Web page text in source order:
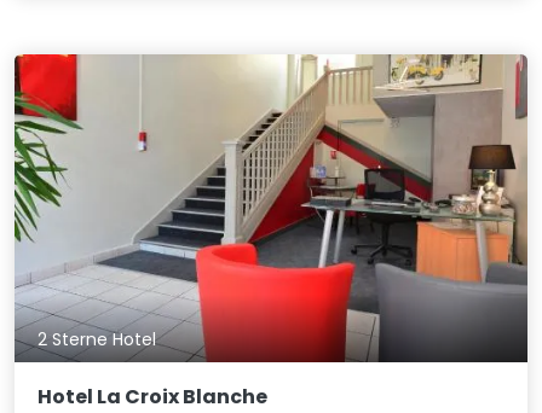
2 Sterne Hotel
Hotel La Croix Blanche